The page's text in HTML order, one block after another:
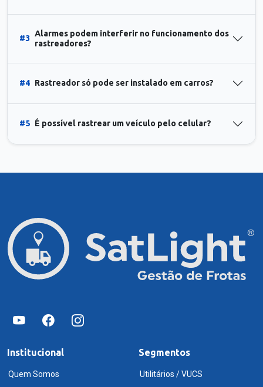
#3
Alarmes podem interferir no funcionamento dos
rastreadores?
#4 Rastreador só pode ser instalado em carros?
#5 É possível rastrear um veículo pelo celular?
Institucional
Quem Somos
Segmentos
Utilitários / VUCS